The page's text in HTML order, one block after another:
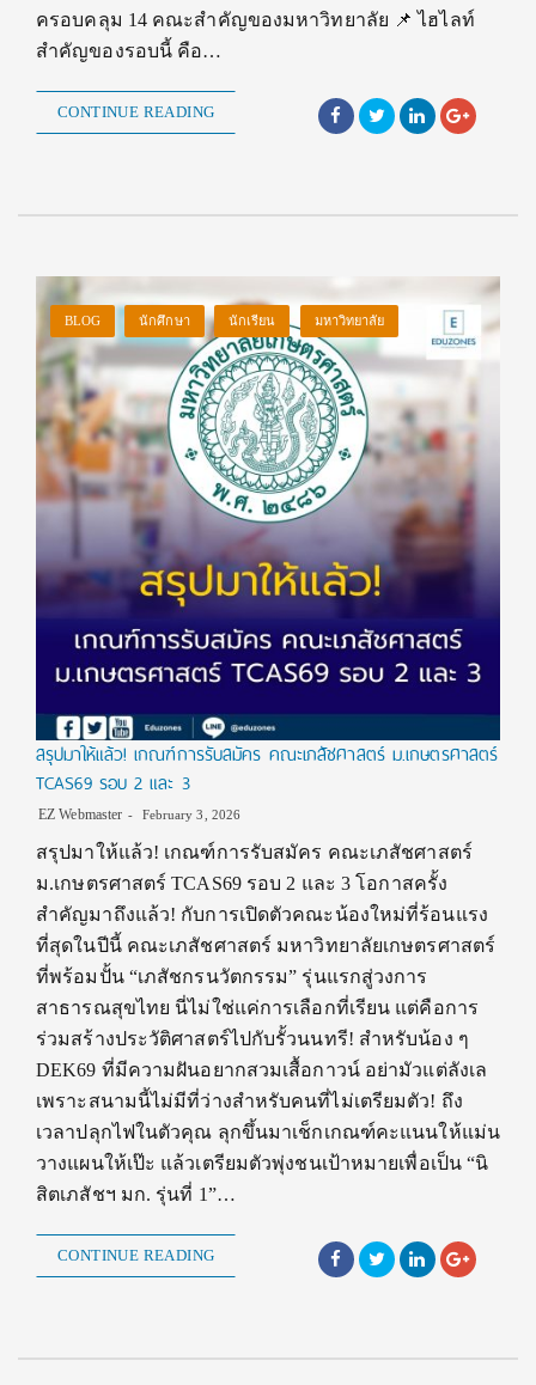
ครอบคลุม 14 คณะสำคัญของมหาวิทยาลัย 📌 ไฮไลท์
สำคัญของรอบนี้ คือ…
CONTINUE READING
BLOG นักศึกษา นักเรียน มหาวิทยาลัย
สรุปมาให้แล้ว! เกณฑ์การรับสมัคร คณะเภสัชศาสตร์ ม.เกษตรศาสตร์
TCAS69 รอบ 2 และ 3
EZ Webmaster February 3, 2026
สรุปมาให้แล้ว! เกณฑ์การรับสมัคร คณะเภสัชศาสตร์
ม.เกษตรศาสตร์ TCAS69 รอบ 2 และ 3 โอกาสครั้ง
สำคัญมาถึงแล้ว! กับการเปิดตัวคณะน้องใหม่ที่ร้อนแรง
ที่สุดในปีนี้ คณะเภสัชศาสตร์ มหาวิทยาลัยเกษตรศาสตร์
ที่พร้อมปั้น “เภสัชกรนวัตกรรม” รุ่นแรกสู่วงการ
สาธารณสุขไทย นี่ไม่ใช่แค่การเลือกที่เรียน แต่คือการ
ร่วมสร้างประวัติศาสตร์ไปกับรั้วนนทรี! สำหรับน้อง ๆ
DEK69 ที่มีความฝันอยากสวมเสื้อกาวน์ อย่ามัวแต่ลังเล
เพราะสนามนี้ไม่มีที่ว่างสำหรับคนที่ไม่เตรียมตัว! ถึง
เวลาปลุกไฟในตัวคุณ ลุกขึ้นมาเช็กเกณฑ์คะแนนให้แม่น
วางแผนให้เป๊ะ แล้วเตรียมตัวพุ่งชนเป้าหมายเพื่อเป็น “นิ
สิตเภสัชฯ มก. รุ่นที่ 1”…
CONTINUE READING